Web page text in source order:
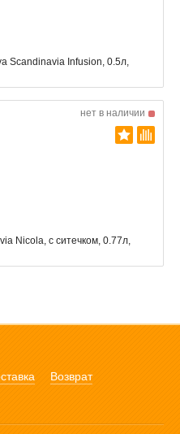
Scandinavia Infusion, 0.5л,
нет в наличии
Nicola, с ситечком, 0.77л,
Возврат